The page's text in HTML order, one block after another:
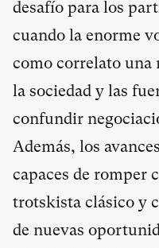
desafío para los
cuando la enorme
como correlato una
la sociedad y las
confundir
Además, los
capaces de romper
trotskista clásico y
de nuevas